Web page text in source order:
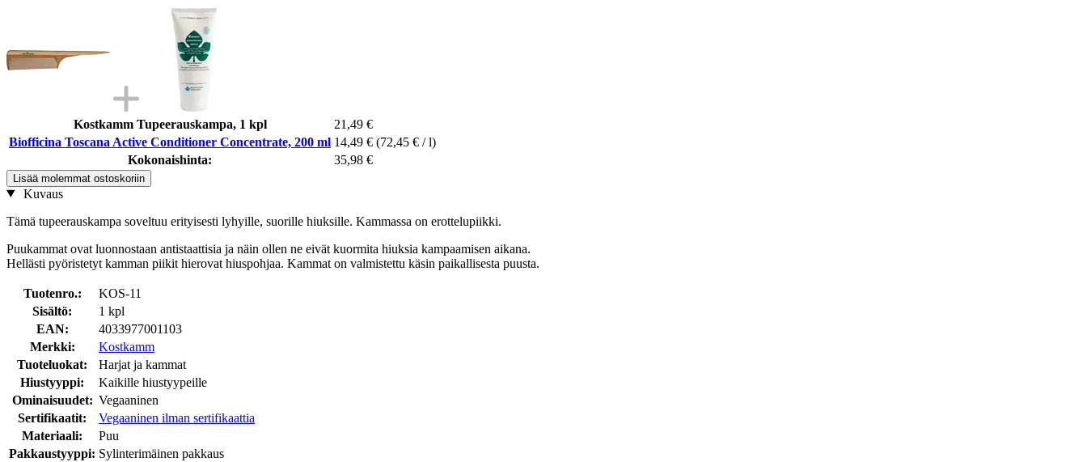
Kostkamm Tupeerauskampa, 1 kpl
21,49 €
Biofficina Toscana Active Conditioner Concentrate, 200 ml 14,49 € (72,45 € / l)
Kokonaishinta:
35,98 €
Lisää molemmat ostoskoriin
Kuvaus
Tämä tupeerauskampa soveltuu erityisesti lyhyille, suorille hiuksille. Kammassa on erottelupiikki.
Puukammat ovat luonnostaan antistaattisia ja näin ollen ne eivät kuormita hiuksia kampaamisen aikana.
Hellästi pyöristetyt kamman piikit hierovat hiuspohjaa. Kammat on valmistettu käsin paikallisesta puusta.
Tuotenro.:
KOS-11
Sisältö:
1 kpl
EAN:
4033977001103
Merkki:
Kostkamm
Tuoteluokat:
Harjat ja kammat
Hiustyyppi:
Kaikille hiustyypeille
Ominaisuudet: Vegaaninen
Sertifikaatit:
Vegaaninen ilman sertifikaattia
Materiaali:
Puu
Pakkaustyyppi: Sylinterimäinen pakkaus